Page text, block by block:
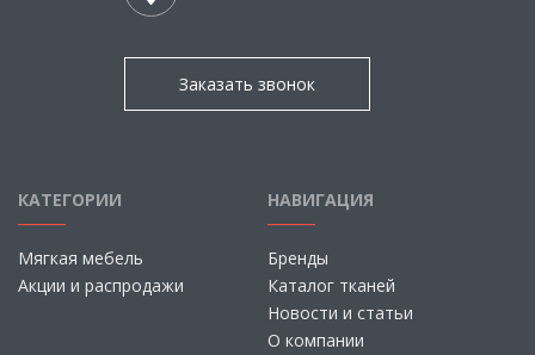
Заказать звонок
КАТЕГОРИИ
Мягкая мебель
Акции и распродажи
НАВИГАЦИЯ
Бренды
Каталог тканей
Новости и статьи
О компании